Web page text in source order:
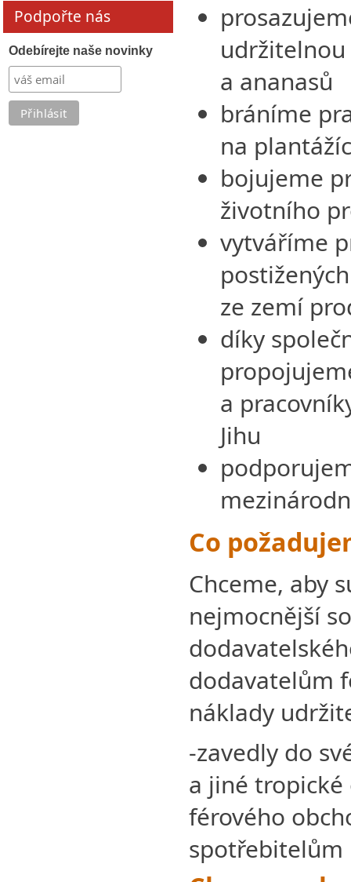
Podpořte nás
Odebírejte naše novinky
a ananasů
bráníme
na
bojujeme
životního
vytváříme
ze zemí
díky
a
Jihu
Co
Chceme, aby
nejmocnější
dodavatelům
náklady
-zavedly do
a jiné tropické
férového
spotřebitelům